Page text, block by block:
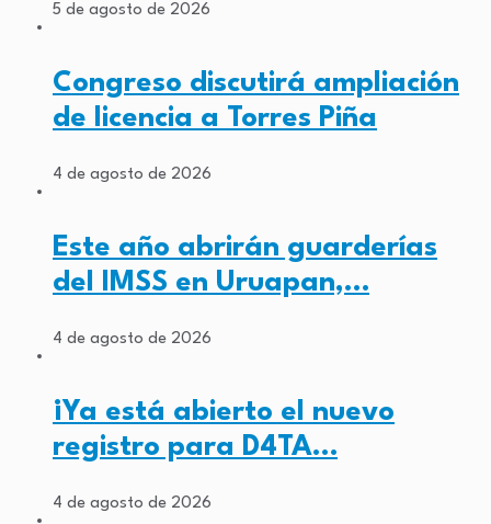
5 de agosto de 2026
Congreso discutirá ampliación
de licencia a Torres Piña
4 de agosto de 2026
Este año abrirán guarderías
del IMSS en Uruapan,…
4 de agosto de 2026
¡Ya está abierto el nuevo
registro para D4TA…
4 de agosto de 2026